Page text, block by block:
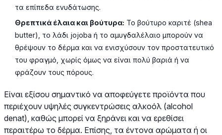
τα επίπεδα ενυδάτωσης.
Θρεπτικά έλαια και βούτυρα: Το βούτυρο καριτέ (shea
butter), το λάδι jojoba ή το αμυγδαλέλαιο μπορούν να
θρέψουν το δέρμα και να ενισχύσουν τον προστατευτικό
του φραγμό, χωρίς όμως να είναι πολύ βαριά ή να
φράζουν τους πόρους.
Είναι εξίσου σημαντικό να αποφεύγετε προϊόντα που
περιέχουν υψηλές συγκεντρώσεις αλκοόλ (alcohol
denat), καθώς μπορεί να ξηράνει και να ερεθίσει
περαιτέρω το δέρμα. Επίσης, τα έντονα αρώματα ή οι